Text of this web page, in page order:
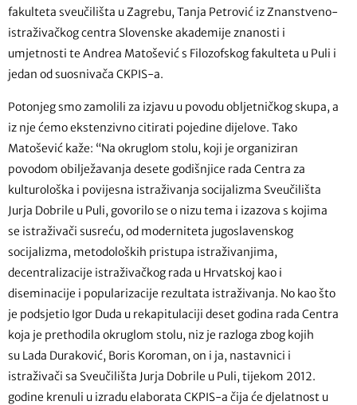
fakulteta sveučilišta u Zagrebu, Tanja Petrović iz Znanstveno-
istraživačkog centra Slovenske akademije znanosti i
umjetnosti te Andrea Matošević s Filozofskog fakulteta u Puli i
jedan od suosnivača CKPIS-a.
Potonjeg smo zamolili za izjavu u povodu obljetničkog skupa, a
iz nje ćemo ekstenzivno citirati pojedine dijelove. Tako
Matošević kaže: “Na okruglom stolu, koji je organiziran
povodom obilježavanja desete godišnjice rada Centra za
kulturološka i povijesna istraživanja socijalizma Sveučilišta
Jurja Dobrile u Puli, govorilo se o nizu tema i izazova s kojima
se istraživači susreću, od moderniteta jugoslavenskog
socijalizma, metodoloških pristupa istraživanjima,
decentralizacije istraživačkog rada u Hrvatskoj kao i
diseminacije i popularizacije rezultata istraživanja. No kao što
je podsjetio Igor Duda u rekapitulaciji deset godina rada Centra
koja je prethodila okruglom stolu, niz je razloga zbog kojih
su Lada Duraković, Boris Koroman, on i ja, nastavnici i
istraživači sa Sveučilišta Jurja Dobrile u Puli, tijekom 2012.
godine krenuli u izradu elaborata CKPIS-a čija će djelatnost u